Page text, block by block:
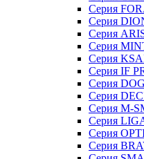
Серия
Серия
Серия
Серия
Серия
Серия IF
Серия
Серия
Серия M-
Серия
Серия
Серия